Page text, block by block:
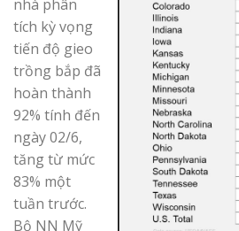
nhà phân
tích kỳ vọng
tiến độ gieo
trồng bắp đã
hoàn thành
92% tính đến
ngày 02/6,
tăng từ mức
83% một
tuần trước.
Bộ NN Mỹ